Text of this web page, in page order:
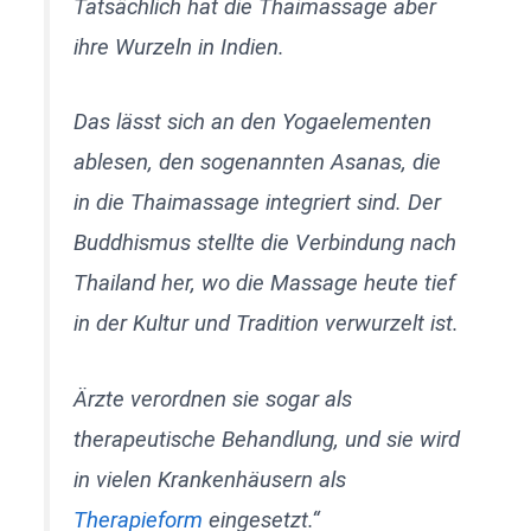
Tatsächlich hat die Thaimassage aber
ihre Wurzeln in Indien.
Das lässt sich an den Yogaelementen
ablesen, den sogenanntenAsanas, die
in die Thaimassage integriert sind. Der
Buddhismus stellte die Verbindung nach
Thailand her, wo die Massage heute tief
in der Kultur und Tradition verwurzelt ist.
Ärzte verordnen sie sogar als
therapeutische Behandlung, und sie wird
in vielen Krankenhäusern als
Therapieform eingesetzt.“